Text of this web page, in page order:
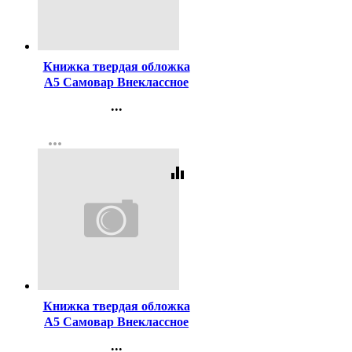
Книжка твердая обложка
А5 Самовар Внеклассное
...
Регистрация
more_horiz
equalizer
Книжка твердая обложка
А5 Самовар Внеклассное
...